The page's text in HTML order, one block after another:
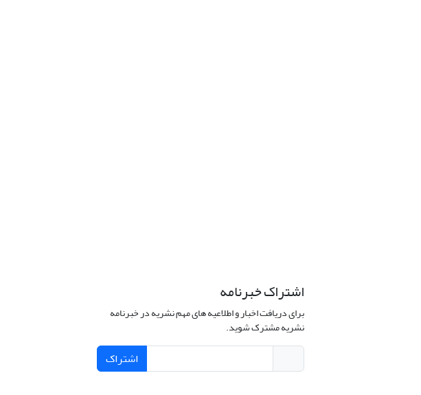
اشتراک خبرنامه
برای دریافت اخبار و اطلاعیه های مهم نشریه در خبرنامه
نشریه مشترک شوید.
اشتراک